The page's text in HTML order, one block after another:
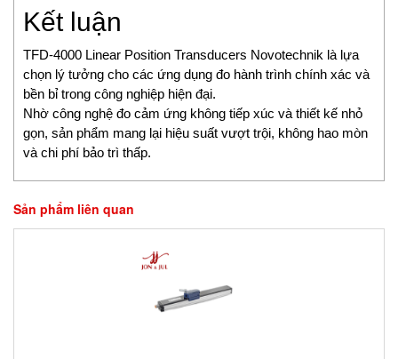
Fuji Electric
Fujikura
Gazex
Gefran
Gefran VietNam
Gems Sensors Vietnam
Gemu
Gessmann
Kết luận
TFD-4000 Linear Position Transducers Novotechnik là lựa
chọn lý tưởng cho các ứng dụng đo hành trình chính xác và
bền bỉ trong công nghiệp hiện đại.
Nhờ công nghệ đo cảm ứng không tiếp xúc và thiết kế nhỏ
gọn, sản phẩm mang lại hiệu suất vượt trội, không hao mòn
và chi phí bảo trì thấp.
Sản phẩm liên quan